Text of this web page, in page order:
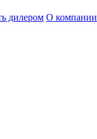
дилером О компании